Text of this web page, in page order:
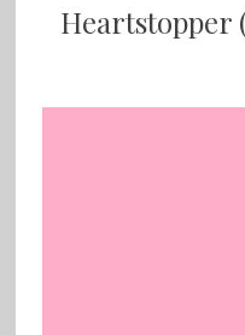
Heartstopper